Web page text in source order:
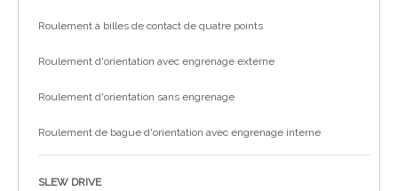
Roulement à billes de contact de quatre points
Roulement d'orientation avec engrenage externe
Roulement d'orientation sans engrenage
Roulement de bague d'orientation avec engrenage interne
SLEW DRIVE